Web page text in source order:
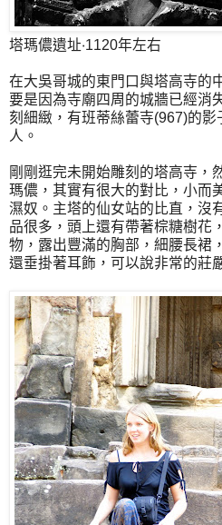
塔瑪儂遺址‧1120年左右
在大吳哥城的東門口與塔高寺的
要是因為寺廟四周的城牆已經消
刻細緻，有班蒂絲蕾寺(967)的
人。
剛剛逛完未開始雕刻的塔高寺，
瑪儂，其實有很大的對比，小而
濕奴。主塔的仙女站的比直，沒
品很多，頭上還有帶著棕糖樹花
物，露出豐滿的胸部，細腰長裙
還垂掛著耳飾，可以說非常的莊